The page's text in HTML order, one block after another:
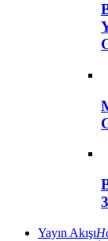
Yayın Akışı